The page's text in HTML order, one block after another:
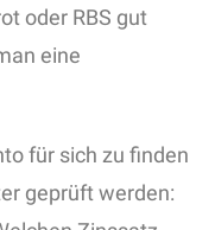
oder RBS gut
eine
für sich zu finden
geprüft werden: